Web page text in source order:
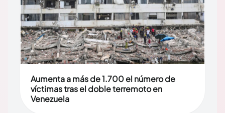
Aumenta a más de 1.700 el número de
víctimas tras el doble terremoto en
Venezuela